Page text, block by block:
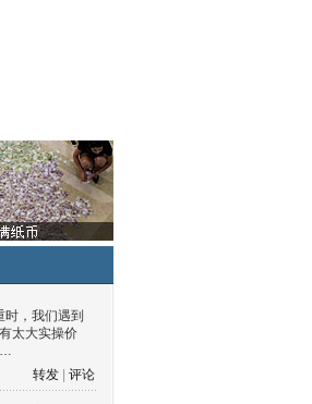
时，我们遇到
太大实操价
…
转发
评论